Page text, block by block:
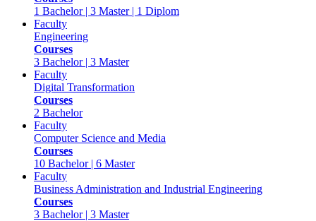
1 Bachelor | 3 Master | 1 Diplom
Faculty
Engineering
Courses
3 Bachelor | 3 Master
Faculty
Digital Transformation
Courses
2 Bachelor
Faculty
Computer Science and Media
Courses
10 Bachelor | 6 Master
Faculty
Business Administration and Industrial Engineering
Courses
3 Bachelor | 3 Master